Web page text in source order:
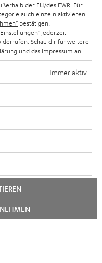
vorbehalten. Das auf unseren
enthalten. Etwaige
inbegriffen.
EU Data Act
der EU/des EWR. Für
auch einzeln aktivieren
bestätigen.
jederzeit
Schau dir für weitere
und das Impressum an.
Immer aktiv